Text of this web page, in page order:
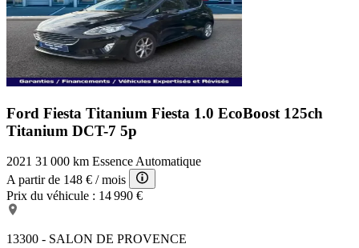
Ford Fiesta Titanium Fiesta 1.0 EcoBoost 125ch
Titanium DCT-7 5p
2021 31 000 km Essence Automatique
A partir de 148 € / mois
Prix du véhicule : 14 990 €
13300 - SALON DE PROVENCE